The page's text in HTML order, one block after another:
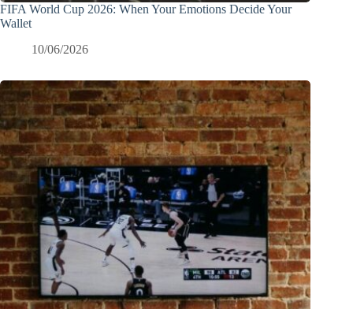
FIFA World Cup 2026: When Your Emotions Decide Your
Wallet
10/06/2026